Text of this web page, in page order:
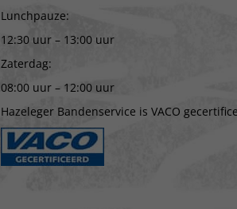
Lunchpauze:
12:30 uur – 13:00 uur
Zaterdag:
08:00 uur – 12:00 uur
Hazeleger Bandenservice is VACO